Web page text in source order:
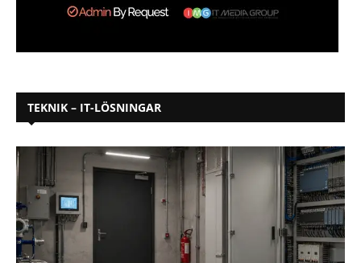
TEKNIK – IT-LÖSNINGAR